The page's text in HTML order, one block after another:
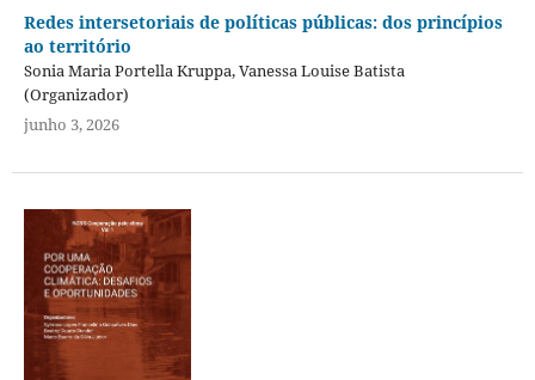
Redes intersetoriais de políticas públicas: dos princípios
ao território
Sonia Maria Portella Kruppa, Vanessa Louise Batista
(Organizador)
junho 3, 2026